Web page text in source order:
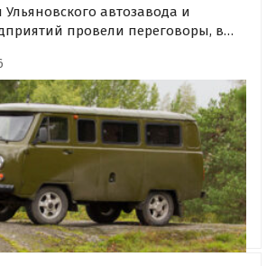
Ульяновского автозавода и
провели переговоры, в
(SKD) сборки автомашин